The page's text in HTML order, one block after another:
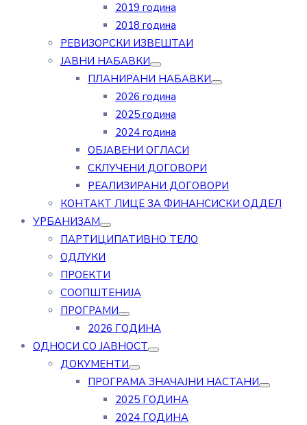
2019 година
2018 година
РЕВИЗОРСКИ ИЗВЕШТАИ
ЈАВНИ НАБАВКИ
ПЛАНИРАНИ НАБАВКИ
2026 година
2025 година
2024 година
ОБЈАВЕНИ ОГЛАСИ
СКЛУЧЕНИ ДОГОВОРИ
РЕАЛИЗИРАНИ ДОГОВОРИ
КОНТАКТ ЛИЦЕ ЗА ФИНАНСИСКИ ОДДЕЛ
УРБАНИЗАМ
ПАРТИЦИПАТИВНО ТЕЛО
ОДЛУКИ
ПРОЕКТИ
СООПШТЕНИЈА
ПРОГРАМИ
2026 ГОДИНА
ОДНОСИ СО ЈАВНОСТ
ДОКУМЕНТИ
ПРОГРАМА ЗНАЧАЈНИ НАСТАНИ
2025 ГОДИНА
2024 ГОДИНА